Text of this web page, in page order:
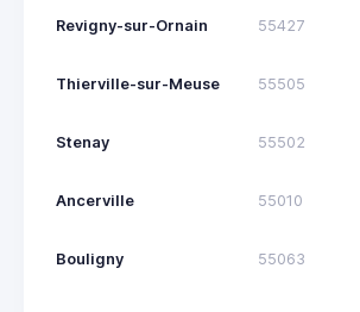
Revigny-sur-Ornain 55427
Thierville-sur-Meuse 55505
Stenay 55502
Ancerville 55010
Bouligny 55063